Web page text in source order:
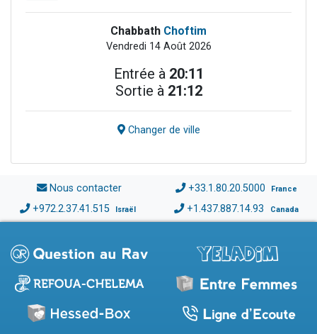
Chabbath Choftim
Vendredi 14 Août 2026
Entrée à 20:11
Sortie à 21:12
Changer de ville
Nous contacter +33.1.80.20.5000 France
+972.2.37.41.515 Israël +1.437.887.14.93 Canada